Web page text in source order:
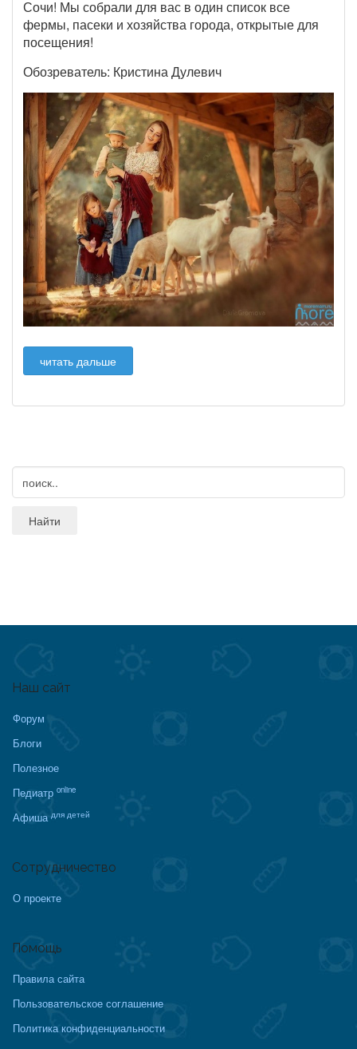
Сочи! Мы собрали для вас в один список все
фермы, пасеки и хозяйства города, открытые для
посещения!
Обозреватель: Кристина Дулевич
читать дальше
Наш сайт
Форум
Блоги
Полезное
Педиатр online
Афиша для детей
Сотрудничество
О проекте
Помощь
Правила сайта
Пользовательское соглашение
Политика конфиденциальности